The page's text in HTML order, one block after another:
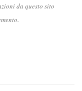
da questo sito